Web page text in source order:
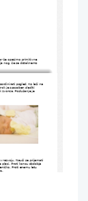
že opazimo primitivne
nog, če se dotaknemo
pogled. Ko leži na
je sposoben slediti
zvonca. Poslušanje je
razvoju. Nauči se prijemati
plazi. Proti koncu obdobja
Proti enemu letu
izreče je samostalnik
je nasmeh.Kažejo se
drugih.